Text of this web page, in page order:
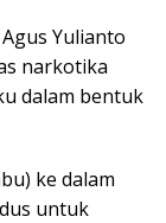
Yulianto
narkotika
dalam bentuk
ke dalam
untuk